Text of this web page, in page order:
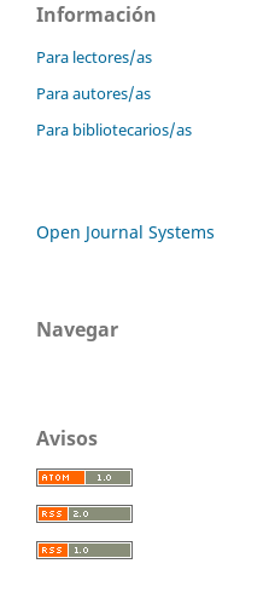
Información
Para lectores/as
Para autores/as
Para bibliotecarios/as
Open Journal Systems
Navegar
Avisos